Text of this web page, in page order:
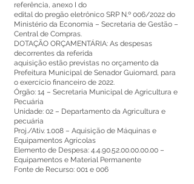
referência, anexo I do
edital do pregão eletrônico SRP N.º 006/2022 do
Ministério da Economia – Secretaria de Gestão –
Central de Compras.
DOTAÇÃO ORÇAMENTÁRIA: As despesas
decorrentes da referida
aquisição estão previstas no orçamento da
Prefeitura Municipal de Senador Guiomard, para
o exercício financeiro de 2022.
Órgão: 14 – Secretaria Municipal de Agricultura e
Pecuária
Unidade: 02 – Departamento da Agricultura e
pecuária
Proj./Ativ. 1.008 – Aquisição de Máquinas e
Equipamentos Agrícolas
Elemento de Despesa: 4.4.90.52.00.00.00.00 –
Equipamentos e Material Permanente
Fonte de Recurso: 001 e 006